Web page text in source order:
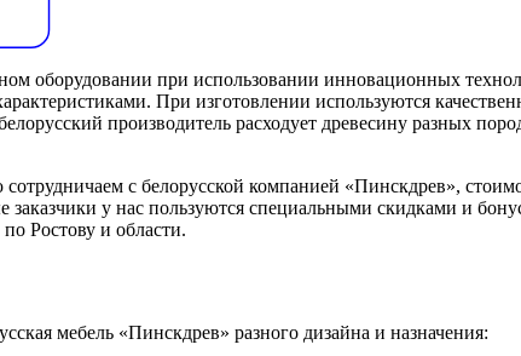
оборудовании при использовании инновационных
При изготовлении используются
производитель расходует древесину разных
с белорусской компанией «Пинскдрев»,
у нас пользуются специальными скидками и
Ростову и области.
мебель «Пинскдрев» разного дизайна и назначения: